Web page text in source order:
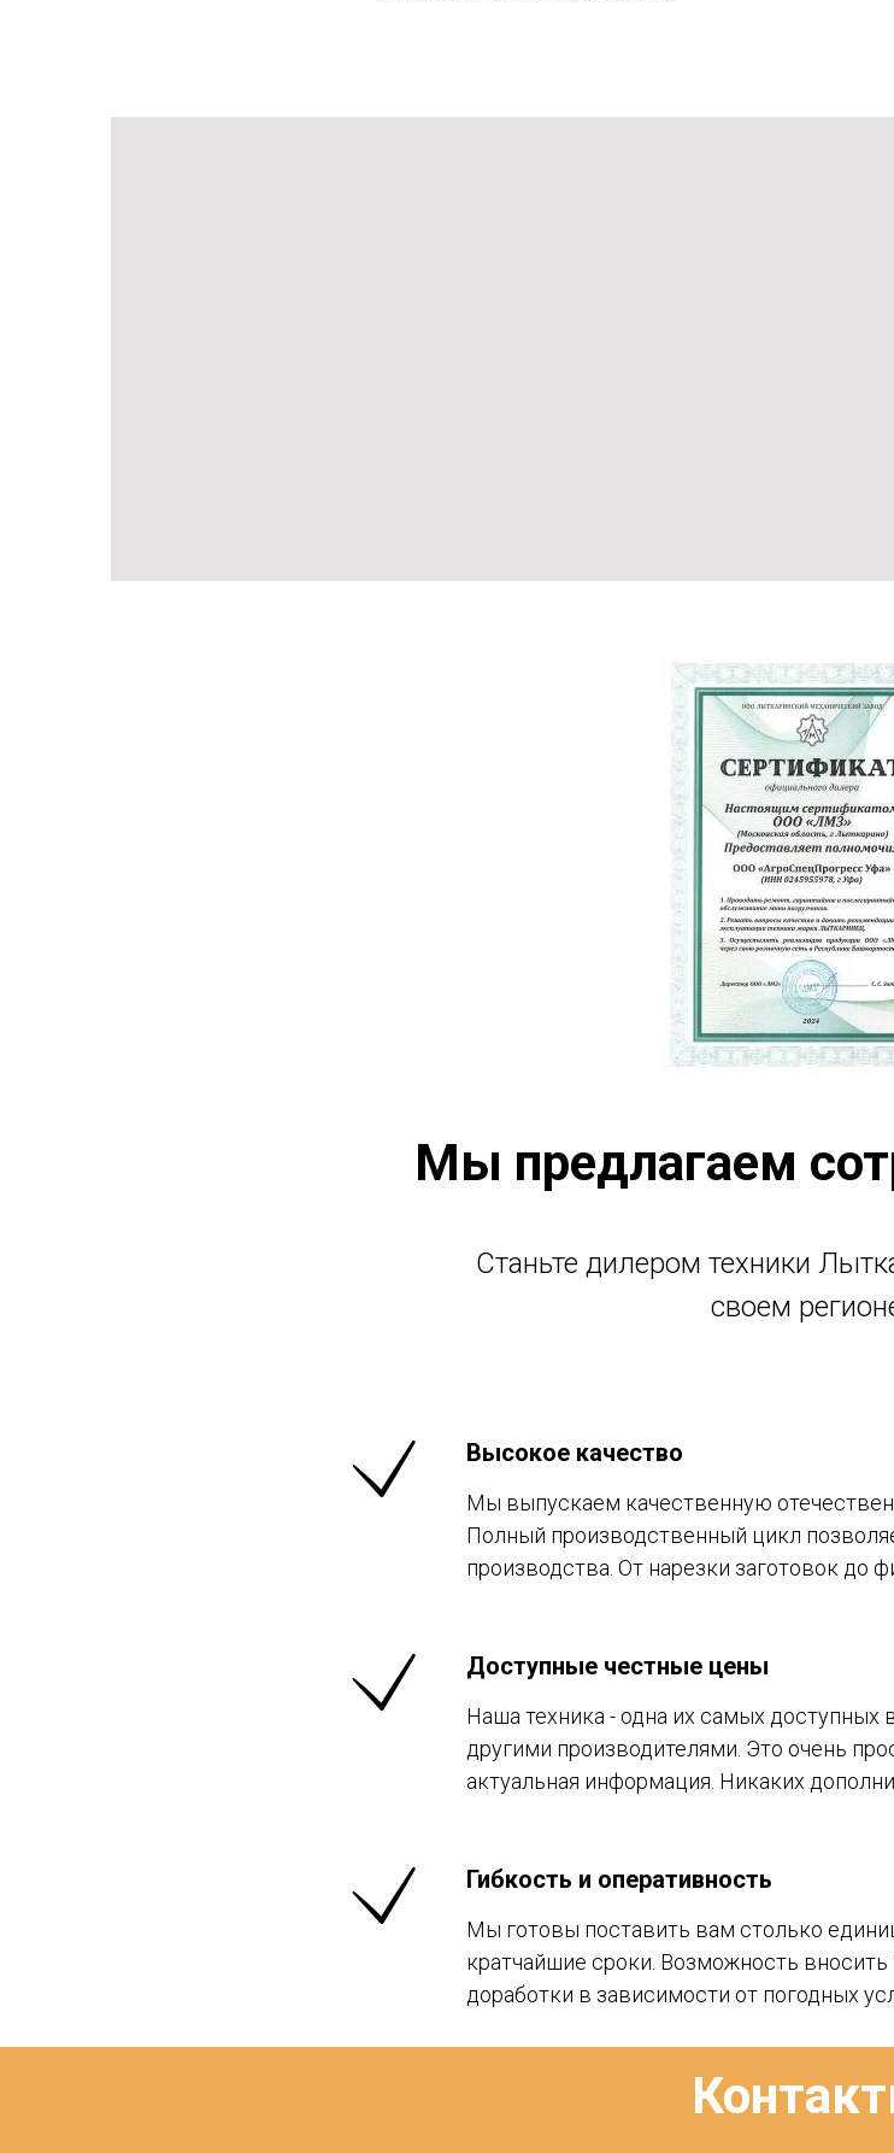
Мы предлагаем
Станьте дилером техники
своем
Высокое качество
Мы выпускаем качественную
Полный производственный цикл
производства. От нарезки заготовок до
Доступные честные цены
Наша техника - одна их самых доступных
другими производителями. Это очень
актуальная информация. Никаких
Гибкость и оперативность
Мы готовы поставить вам столько
кратчайшие сроки. Возможность
доработки в зависимости от погодных